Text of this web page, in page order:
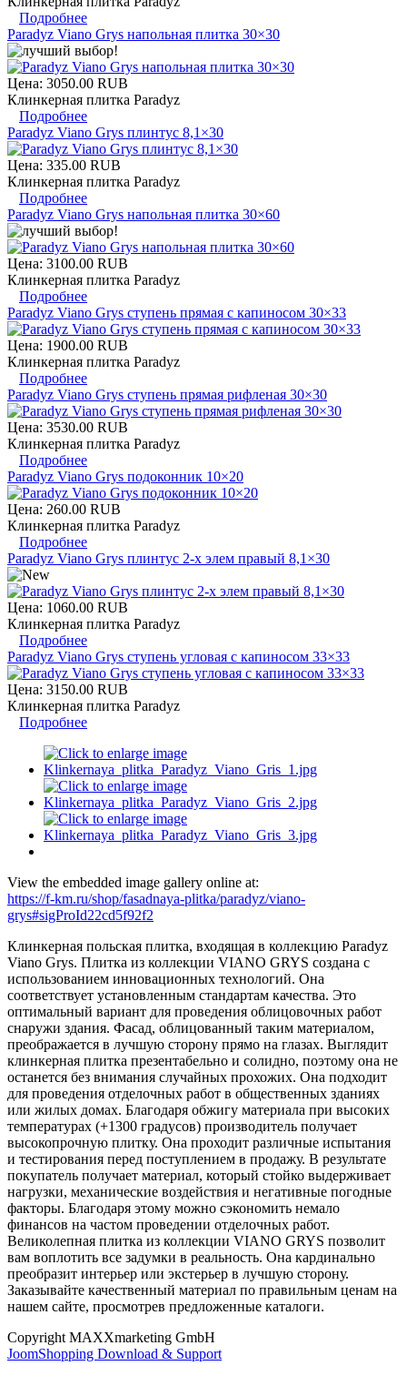
Подробнее
Paradyz Viano Grys напольная плитка 30×30
Цена: 3050.00 RUB
Клинкерная плитка Paradyz
Подробнее
Paradyz Viano Grys плинтус 8,1×30
Цена: 335.00 RUB
Клинкерная плитка Paradyz
Подробнее
Paradyz Viano Grys напольная плитка 30×60
Цена: 3100.00 RUB
Клинкерная плитка Paradyz
Подробнее
Paradyz Viano Grys ступень прямая с капиносом 30×33
Цена: 1900.00 RUB
Клинкерная плитка Paradyz
Подробнее
Paradyz Viano Grys ступень прямая рифленая 30×30
Цена: 3530.00 RUB
Клинкерная плитка Paradyz
Подробнее
Paradyz Viano Grys подоконник 10×20
Цена: 260.00 RUB
Клинкерная плитка Paradyz
Подробнее
Paradyz Viano Grys плинтус 2-х элем правый 8,1×30
Цена: 1060.00 RUB
Клинкерная плитка Paradyz
Подробнее
Paradyz Viano Grys ступень угловая с капиносом 33×33
Цена: 3150.00 RUB
Клинкерная плитка Paradyz
Подробнее
View the embedded image gallery online at:
https://f-km.ru/shop/fasadnaya-plitka/paradyz/viano-
grys#sigProId22cd5f92f2
Клинкерная польская плитка, входящая в коллекцию Paradyz
Viano Grys. Плитка из коллекции VIANO GRYS создана с
использованием инновационных технологий. Она
соответствует установленным стандартам качества. Это
оптимальный вариант для проведения облицовочных работ
снаружи здания. Фасад, облицованный таким материалом,
преображается в лучшую сторону прямо на глазах. Выглядит
клинкерная плитка презентабельно и солидно, поэтому она не
останется без внимания случайных прохожих. Она подходит
для проведения отделочных работ в общественных зданиях
или жилых домах. Благодаря обжигу материала при высоких
температурах (+1300 градусов) производитель получает
высокопрочную плитку. Она проходит различные испытания
и тестирования перед поступлением в продажу. В результате
покупатель получает материал, который стойко выдерживает
нагрузки, механические воздействия и негативные погодные
факторы. Благодаря этому можно сэкономить немало
финансов на частом проведении отделочных работ.
Великолепная плитка из коллекции VIANO GRYS позволит
вам воплотить все задумки в реальность. Она кардинально
преобразит интерьер или экстерьер в лучшую сторону.
Заказывайте качественный материал по правильным ценам на
нашем сайте, просмотрев предложенные каталоги.
Copyright MAXXmarketing GmbH
JoomShopping Download & Support